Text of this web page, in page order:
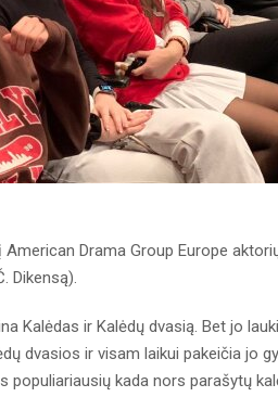
Drama Group Europe
Dikensą).
Kalėdas ir Kalėdų dvasią. Bet jo
dvasios ir visam laikui pakeičia jo
kada nors parašytų